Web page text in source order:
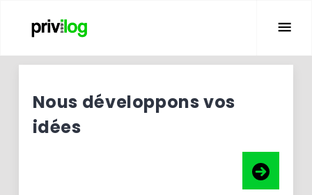
Nous développons vos
idées